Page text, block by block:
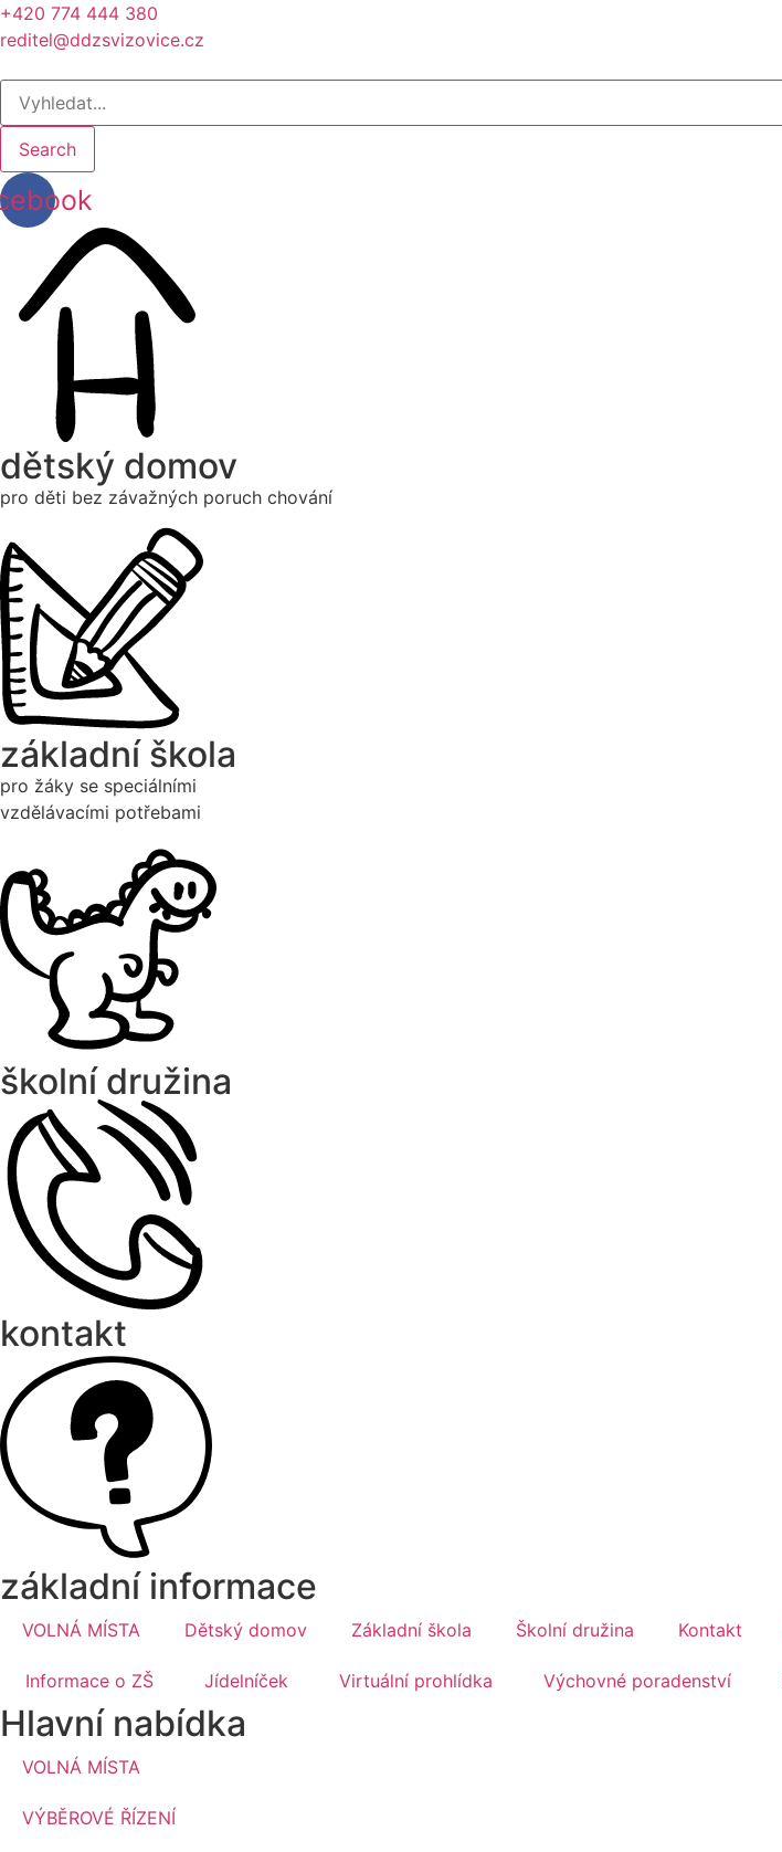
+420 774 444 380
reditel@ddzsvizovice.cz
Search
dětský domov
pro děti bez závažných poruch chování
základní škola
pro žáky se speciálními
vzdělávacími potřebami
školní družina
kontakt
základní informace
VOLNÁ MÍSTA Dětský domov Základní škola Školní družina Kontakt
Informace o ZŠ Jídelníček Virtuální prohlídka Výchovné poradenství
Hlavní nabídka
VOLNÁ MÍSTA
VÝBĚROVÉ ŘÍZENÍ